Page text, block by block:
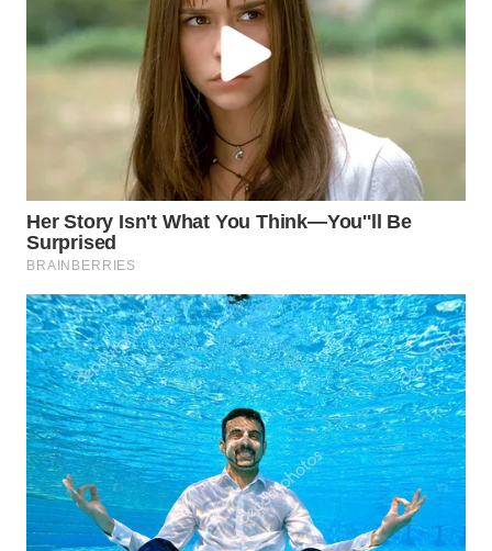
TOBA
WN
TAPANULI
SELATAN
WN
TANJUNG
LESUNG
WN
KARO
WN